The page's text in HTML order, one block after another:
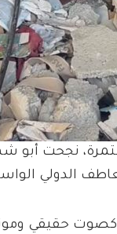
نجحت
الدولي
حقيقي